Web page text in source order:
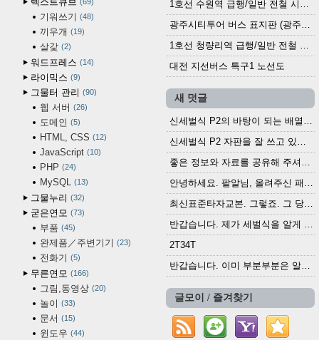
기워쓰기 48
끼우개 19
살갗 2
워드프레스 14
라이믹스 9
그물터 관리 90
웹 서버 26
도메인 5
HTML, CSS 12
JavaScript 10
PHP 24
MySQL 13
그물누리 32
굳은연모 73
부품 45
완제품／주변기기 23
전화기 5
무른연모 166
그림,동영상 20
놀이 33
문서 15
윈도우 44
1호선 수원역 급행/일반 전철 시간표 (2025.12.30~)
광주시티투어 버스 표지판 (광주역 정류장) (2024?)
1호선 청량리역 급행/일반 전철 시간표 · 노선도 (2025.12.30~)
대전 지선버스 특구1 노선도
새 덧글
신세벌식 P2의 바탕이 되는 배열이나 주요 기능...
신세벌식 P2 자판을 잘 쓰고 있습니다. 쓰기 편리...
좋은 정보와 자료를 공유해 주셔서 고맙습니다....
안녕하세요. 팥알님, 올려주신 패치 여러모로 감사...
최신표준타자교본. 그렇죠. 그 당시에 최신 표준...
반갑습니다. 제가 세벌식을 알게 되어 세벌식 써...
2T34T
반갑습니다. 이미 부분부분은 알려진 정보들이...
글모이 / 즐겨찾기